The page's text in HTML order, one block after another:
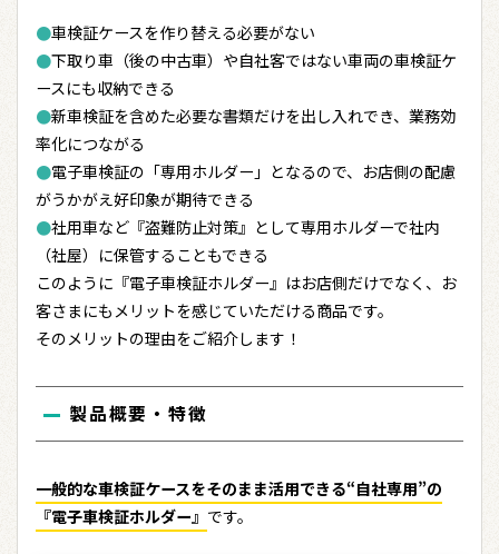
●車検証ケースを作り替える必要がない
●下取り車（後の中古車）や自社客ではない車両の車検証ケ
ースにも収納できる
●新車検証を含めた必要な書類だけを出し入れでき、業務効
率化につながる
●電子車検証の「専用ホルダー」となるので、お店側の配慮
がうかがえ好印象が期待できる
●社用車など『盗難防止対策』として専用ホルダーで社内
（社屋）に保管することもできる
このように『電子車検証ホルダー』はお店側だけでなく、お
客さまにもメリットを感じていただける商品です。
そのメリットの理由をご紹介します！
製品概要・特徴
一般的な車検証ケースをそのまま活用できる“自社専用”の
『電子車検証ホルダー』 です。